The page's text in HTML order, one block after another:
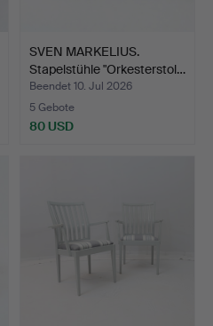
SVEN MARKELIUS.
Stapelstühle "Orkesterstol…
Beendet 10. Jul 2026
5 Gebote
80 USD